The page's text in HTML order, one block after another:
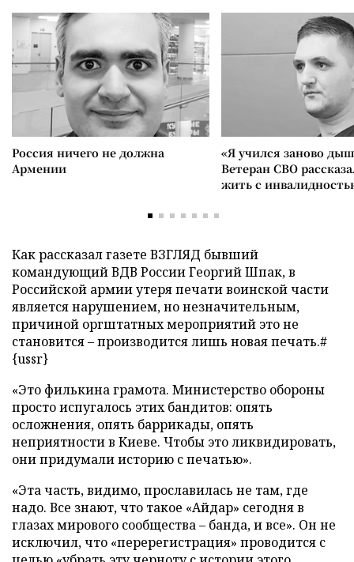
Россия ничего не должна
Армении
«Я учился заново
Ветеран СВО
жить с
Как рассказал газете ВЗГЛЯД бывший
командующий ВДВ России Георгий Шпак, в
Российской армии утеря печати воинской части
является нарушением, но незначительным,
причиной оргштатных мероприятий это не
становится – производится лишь новая печать.#
{ussr}
«Это филькина грамота. Министерство обороны
просто испугалось этих бандитов: опять
осложнения, опять баррикады, опять
неприятности в Киеве. Чтобы это ликвидировать,
они придумали историю с печатью».
«Эта часть, видимо, прославилась не там, где
надо. Все знают, что такое «Айдар» сегодня в
глазах мирового сообщества – банда, и все». Он не
исключил, что «перерегистрация» проводится с